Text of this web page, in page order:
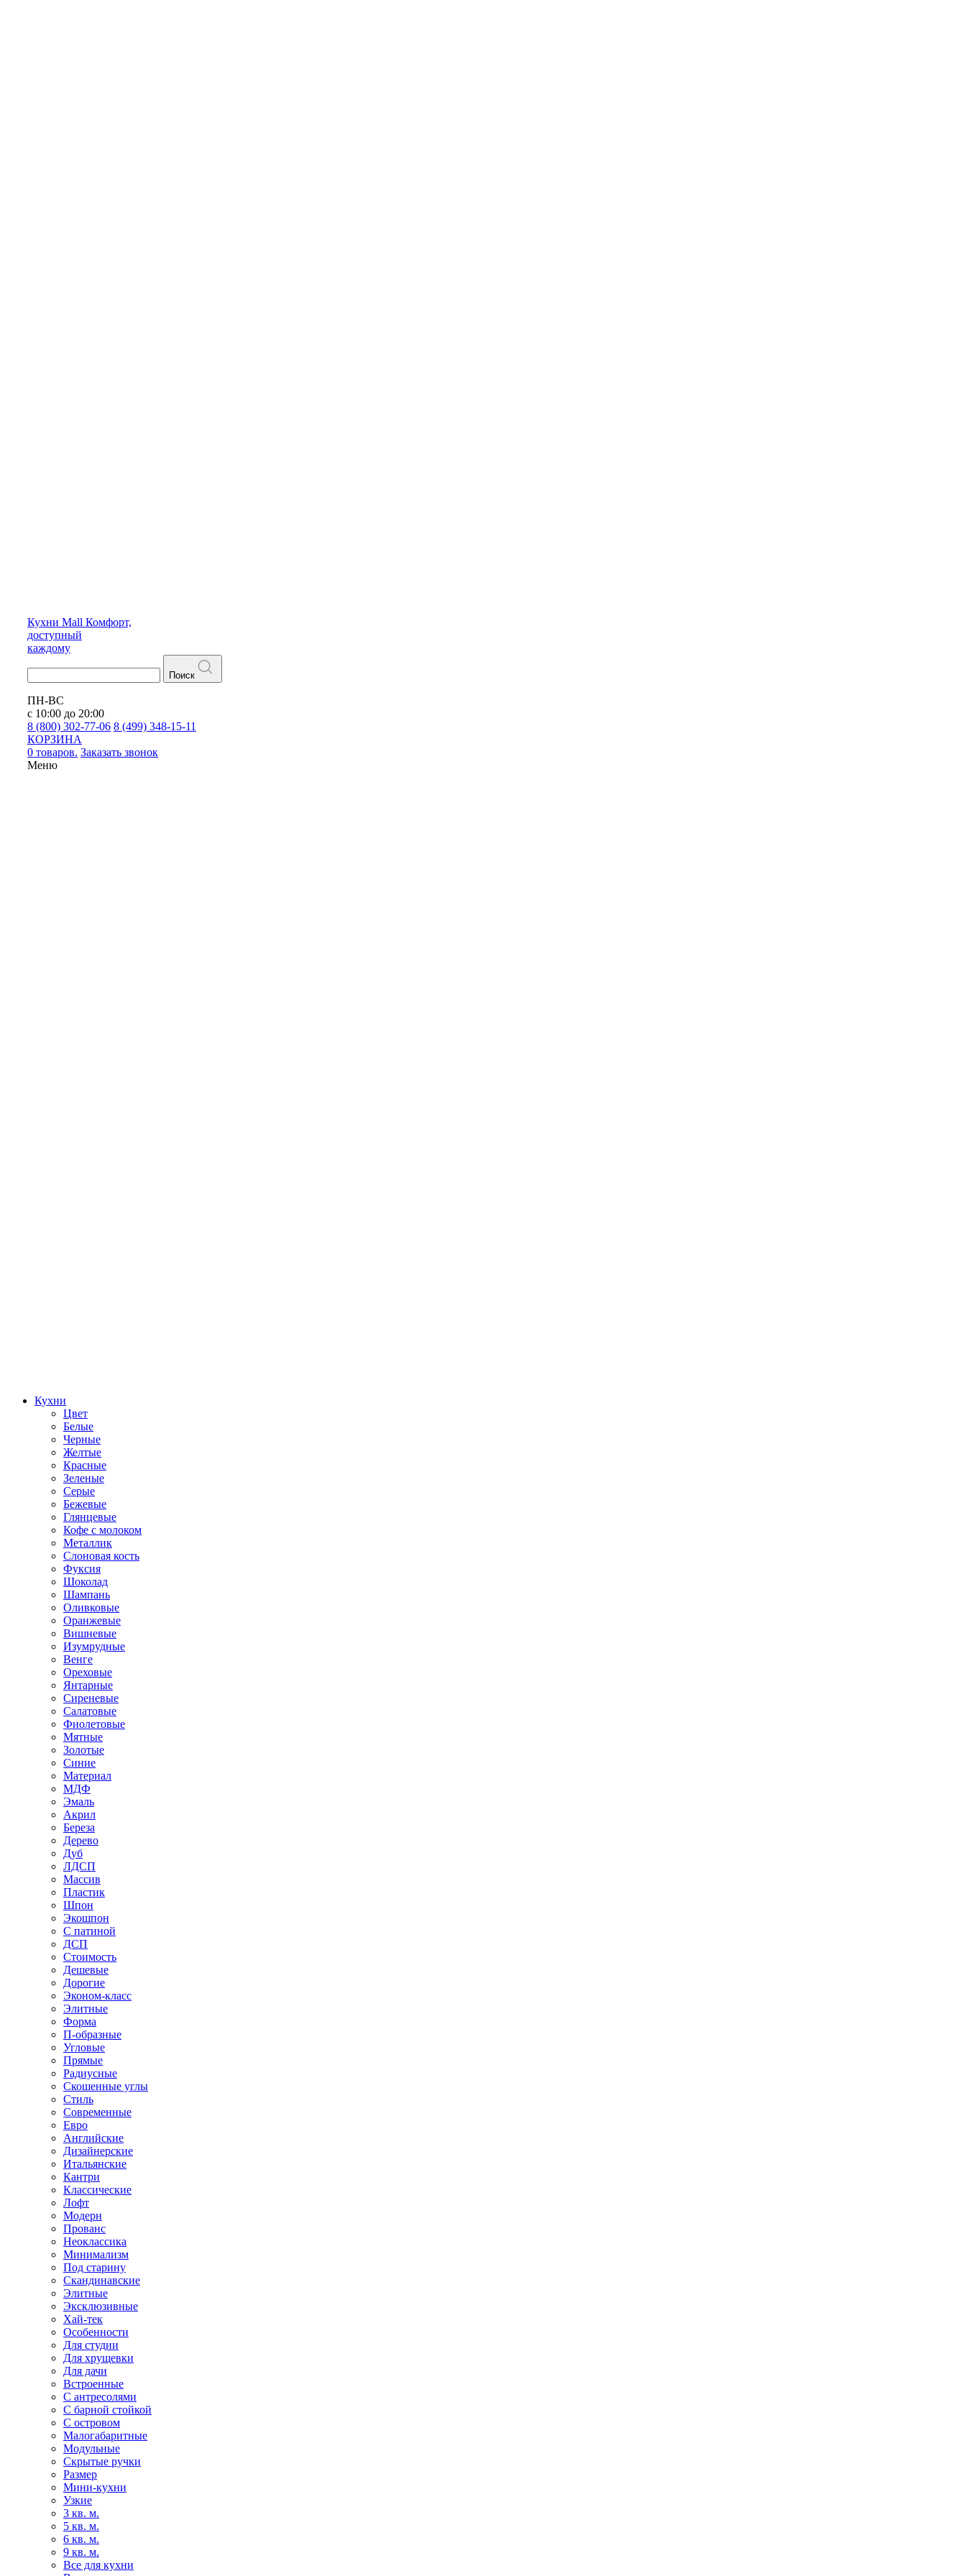
Кухни Mall Комфорт,
доступный
каждому
Поиск
ПН-ВС
с 10:00 до 20:00
8 (800) 302-77-06 8 (499) 348-15-11
КОРЗИНА
0 товаров. Заказать звонок
Меню
Кухни
Цвет
Белые
Черные
Желтые
Красные
Зеленые
Серые
Бежевые
Глянцевые
Кофе с молоком
Металлик
Слоновая кость
Фуксия
Шоколад
Шампань
Оливковые
Оранжевые
Вишневые
Изумрудные
Венге
Ореховые
Янтарные
Сиреневые
Салатовые
Фиолетовые
Мятные
Золотые
Синие
Материал
МДФ
Эмаль
Акрил
Береза
Дерево
Дуб
ЛДСП
Массив
Пластик
Шпон
Экошпон
С патиной
ДСП
Стоимость
Дешевые
Дорогие
Эконом-класс
Элитные
Форма
П-образные
Угловые
Прямые
Радиусные
Скошенные углы
Стиль
Современные
Евро
Английские
Дизайнерские
Итальянские
Кантри
Классические
Лофт
Модерн
Прованс
Неоклассика
Минимализм
Под старину
Скандинавские
Элитные
Эксклюзивные
Хай-тек
Особенности
Для студии
Для хрущевки
Для дачи
Встроенные
С антресолями
С барной стойкой
С островом
Малогабаритные
Модульные
Скрытые ручки
Размер
Мини-кухни
Узкие
3 кв. м.
5 кв. м.
6 кв. м.
9 кв. м.
Все для кухни